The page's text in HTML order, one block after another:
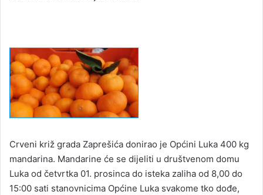
Crveni križ grada Zaprešića donirao je Općini Luka 400 kg
mandarina. Mandarine će se dijeliti u društvenom domu
Luka od četvrtka 01. prosinca do isteka zaliha od 8,00 do
15:00 sati stanovnicima Općine Luka svakome tko dođe,